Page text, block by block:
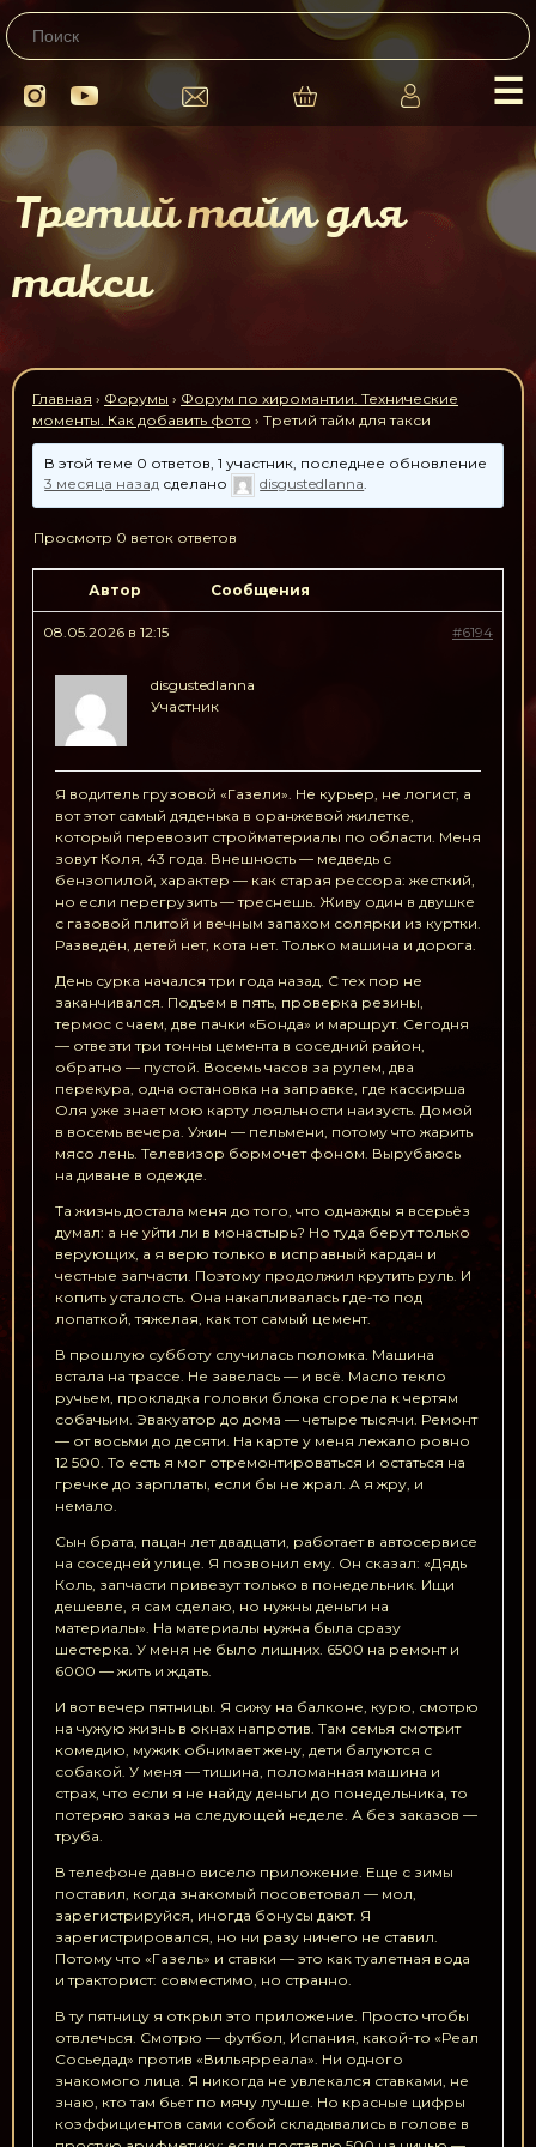
☰
Третий тайм для
такси
Главная › Форумы › Форум по хиромантии. Технические
моменты. Как добавить фото › Третий тайм для такси
В этой теме 0 ответов, 1 участник, последнее обновление
3 месяца назад сделано disgustedlanna.
Просмотр 0 веток ответов
Автор Сообщения
08.05.2026 в 12:15 #6194
disgustedlanna
Участник
Я водитель грузовой «Газели». Не курьер, не логист, а
вот этот самый дяденька в оранжевой жилетке,
который перевозит стройматериалы по области. Меня
зовут Коля, 43 года. Внешность — медведь с
бензопилой, характер — как старая рессора: жесткий,
но если перегрузить — треснешь. Живу один в двушке
с газовой плитой и вечным запахом солярки из куртки.
Разведён, детей нет, кота нет. Только машина и дорога.
День сурка начался три года назад. С тех пор не
заканчивался. Подъем в пять, проверка резины,
термос с чаем, две пачки «Бонда» и маршрут. Сегодня
— отвезти три тонны цемента в соседний район,
обратно — пустой. Восемь часов за рулем, два
перекура, одна остановка на заправке, где кассирша
Оля уже знает мою карту лояльности наизусть. Домой
в восемь вечера. Ужин — пельмени, потому что жарить
мясо лень. Телевизор бормочет фоном. Вырубаюсь
на диване в одежде.
Та жизнь достала меня до того, что однажды я всерьёз
думал: а не уйти ли в монастырь? Но туда берут только
верующих, а я верю только в исправный кардан и
честные запчасти. Поэтому продолжил крутить руль. И
копить усталость. Она накапливалась где-то под
лопаткой, тяжелая, как тот самый цемент.
В прошлую субботу случилась поломка. Машина
встала на трассе. Не завелась — и всё. Масло текло
ручьем, прокладка головки блока сгорела к чертям
собачьим. Эвакуатор до дома — четыре тысячи. Ремонт
— от восьми до десяти. На карте у меня лежало ровно
12 500. То есть я мог отремонтироваться и остаться на
гречке до зарплаты, если бы не жрал. А я жру, и
немало.
Сын брата, пацан лет двадцати, работает в автосервисе
на соседней улице. Я позвонил ему. Он сказал: «Дядь
Коль, запчасти привезут только в понедельник. Ищи
дешевле, я сам сделаю, но нужны деньги на
материалы». На материалы нужна была сразу
шестерка. У меня не было лишних. 6500 на ремонт и
6000 — жить и ждать.
И вот вечер пятницы. Я сижу на балконе, курю, смотрю
на чужую жизнь в окнах напротив. Там семья смотрит
комедию, мужик обнимает жену, дети балуются с
собакой. У меня — тишина, поломанная машина и
страх, что если я не найду деньги до понедельника, то
потеряю заказ на следующей неделе. А без заказов —
труба.
В телефоне давно висело приложение. Еще с зимы
поставил, когда знакомый посоветовал — мол,
зарегистрируйся, иногда бонусы дают. Я
зарегистрировался, но ни разу ничего не ставил.
Потому что «Газель» и ставки — это как туалетная вода
и тракторист: совместимо, но странно.
В ту пятницу я открыл это приложение. Просто чтобы
отвлечься. Смотрю — футбол, Испания, какой-то «Реал
Сосьедад» против «Вильярреала». Ни одного
знакомого лица. Я никогда не увлекался ставками, не
знаю, кто там бьет по мячу лучше. Но красные цифры
коэффициентов сами собой складывались в голове в